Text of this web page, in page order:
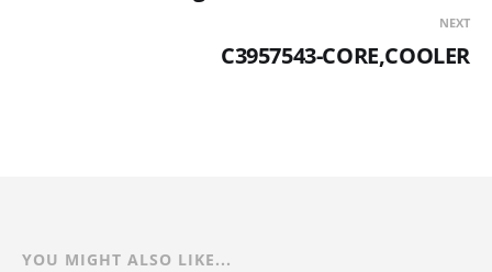
NEXT
C3957543-CORE,COOLER
YOU MIGHT ALSO LIKE...